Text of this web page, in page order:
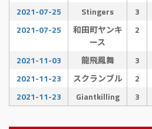
2021-07-25 Stingers 3
2021-07-25
和田町ヤンキ
ース
2
2021-11-03 龍飛鳳舞 3
2021-11-23
スクランブル 2
2021-11-23
Giantkilling 3